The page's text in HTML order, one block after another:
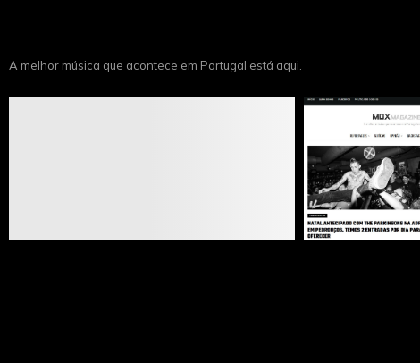
A melhor música que acontece em Portugal está aqui.